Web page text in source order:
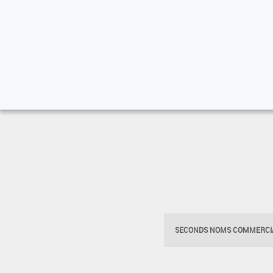
SECONDS NOMS